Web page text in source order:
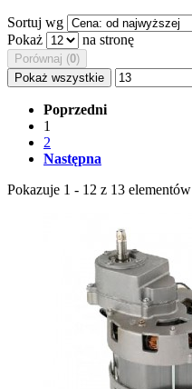
Sortuj wg
Pokaż
na stronę
Porównaj (0)
Pokaż wszystkie
Poprzedni
1
2
Następna
Pokazuje 1 - 12 z 13 elementów